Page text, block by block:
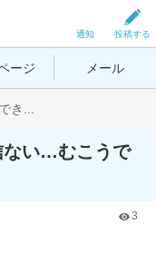
投稿する
通知
ージ メール
き...
ない…むこうで
3